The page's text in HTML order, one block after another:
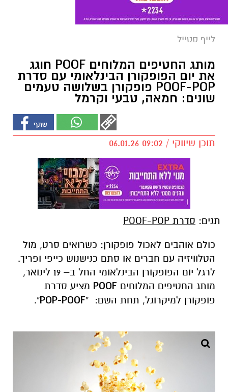
לייף סטייל
מותג החטיפים המלוחים POOF חוגג
את יום הפופקורן הבינלאומי עם סדרת
POOF-POP פופקורן בשלושה טעמים
שונים: חמאה, טבעי וקרמל
תוכן שיווקי / 09:02 06.01.26
תגים: סדרת POOF-POP
כולם אוהבים לאכול פופקורן: כשרואים סרט, מול
הטלוויזיה עם חברים או סתם כנישנוש כייפי ופריך.
לרגל יום הפופקורן הבינלאומי החל ב– 19 לינואר,
מותג החטיפים המלוחים POOF מציע סדרת
פופקורן למיקרוגל, תחת השם: "
POP-POOF
".